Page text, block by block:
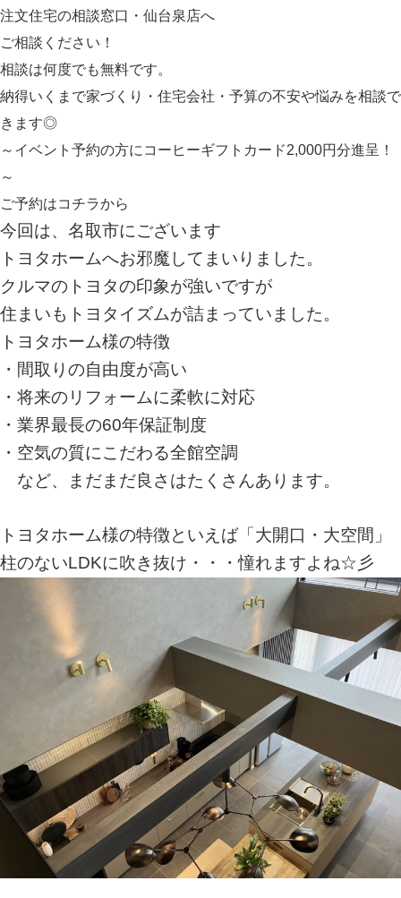
注文住宅の相談窓口・仙台泉店へ
ご相談ください！
相談は何度でも無料です。
納得いくまで家づくり・住宅会社・予算の不安や悩みを相談で
きます◎
～イベント予約の方にコーヒーギフトカード2,000円分進呈！
～
ご予約はコチラから
今回は、名取市にございます
トヨタホームへお邪魔してまいりました。
クルマのトヨタの印象が強いですが
住まいもトヨタイズムが詰まっていました。
トヨタホーム様の特徴
・間取りの自由度が高い
・将来のリフォームに柔軟に対応
・業界最長の60年保証制度
・空気の質にこだわる全館空調
など、まだまだ良さはたくさんあります。
トヨタホーム様の特徴といえば「大開口・大空間」
柱のないLDKに吹き抜け・・・憧れますよね☆彡